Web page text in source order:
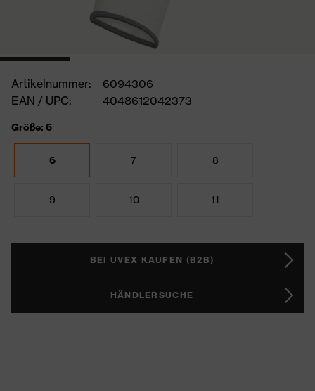
Artikelnummer:
6094306
EAN / UPC:
4048612042373
Größe: 6
6 7 8
9 10 11
BEI UVEX KAUFEN (B2B)
HÄNDLERSUCHE